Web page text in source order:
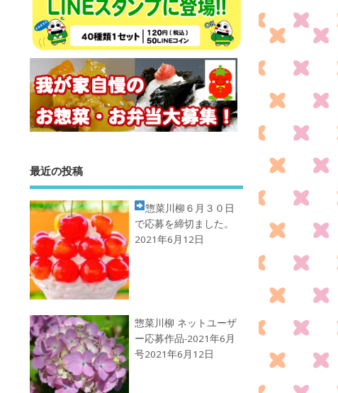
最近の投稿
惣菜川柳 ６月３０日
で応募を締切ました。
2021年6月12日
惣菜川柳 ネットユーザ
ー応募作品-2021年6月
号2021年6月12日